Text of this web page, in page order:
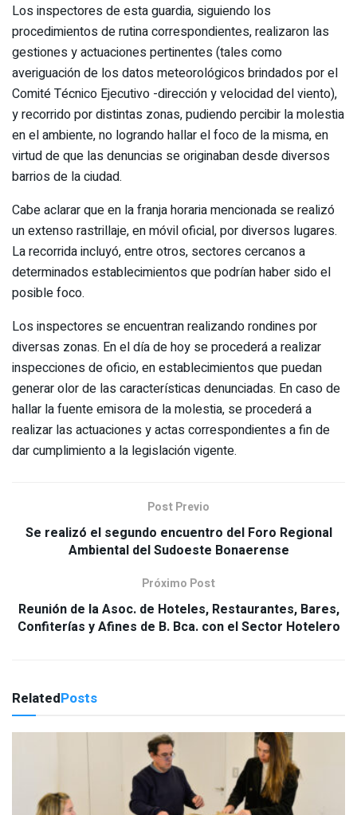
Los inspectores de esta guardia, siguiendo los
procedimientos de rutina correspondientes, realizaron las
gestiones y actuaciones pertinentes (tales como
averiguación de los datos meteorológicos brindados por el
Comité Técnico Ejecutivo -dirección y velocidad del viento),
y recorrido por distintas zonas, pudiendo percibir la molestia
en el ambiente, no logrando hallar el foco de la misma, en
virtud de que las denuncias se originaban desde diversos
barrios de la ciudad.
Cabe aclarar que en la franja horaria mencionada se realizó
un extenso rastrillaje, en móvil oficial, por diversos lugares.
La recorrida incluyó, entre otros, sectores cercanos a
determinados establecimientos que podrían haber sido el
posible foco.
Los inspectores se encuentran realizando rondines por
diversas zonas. En el día de hoy se procederá a realizar
inspecciones de oficio, en establecimientos que puedan
generar olor de las características denunciadas. En caso de
hallar la fuente emisora de la molestia, se procederá a
realizar las actuaciones y actas correspondientes a fin de
dar cumplimiento a la legislación vigente.
Post Previo
Se realizó el segundo encuentro del Foro Regional
Ambiental del Sudoeste Bonaerense
Próximo Post
Reunión de la Asoc. de Hoteles, Restaurantes, Bares,
Confiterías y Afines de B. Bca. con el Sector Hotelero
RelatedPosts